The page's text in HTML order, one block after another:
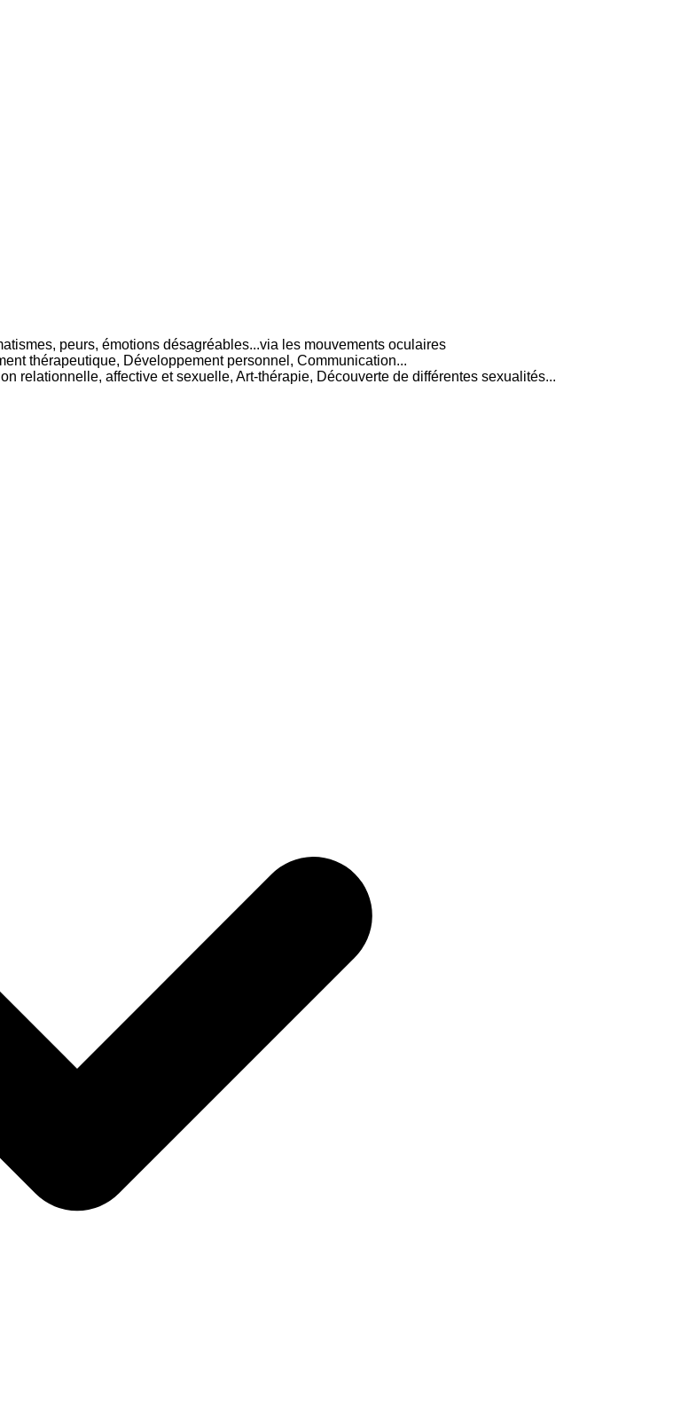
peurs, émotions désagréables...via les mouvements oculaires
thérapeutique, Développement personnel, Communication...
relationnelle, affective et sexuelle, Art-thérapie, Découverte de différentes sexualités...